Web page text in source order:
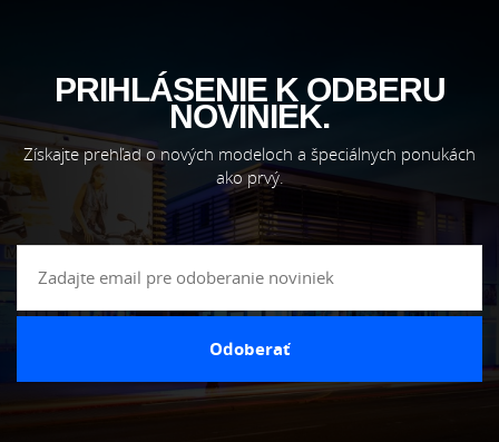
PRIHLÁSENIE K ODBERU
NOVINIEK.
Získajte prehľad o nových modeloch a špeciálnych ponukách
ako prvý.
Odoberať